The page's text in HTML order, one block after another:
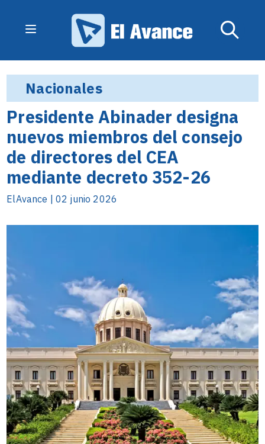
Nacionales
Presidente Abinader designa
nuevos miembros del consejo
de directores del CEA
mediante decreto 352-26
ElAvance | 02 junio 2026